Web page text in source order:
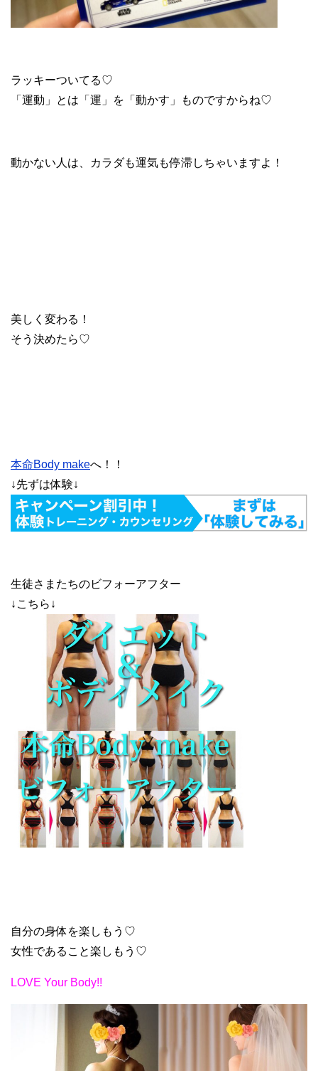
ラッキーついてる♡
「運動」とは「運」を「動かす」ものですからね♡
動かない人は、カラダも運気も停滞しちゃいますよ！
美しく変わる！
そう決めたら♡
本命Body makeへ！！
↓先ずは体験↓
生徒さまたちのビフォーアフター
↓こちら↓
自分の身体を楽しもう♡
女性であること楽しもう♡
LOVE Your Body!!